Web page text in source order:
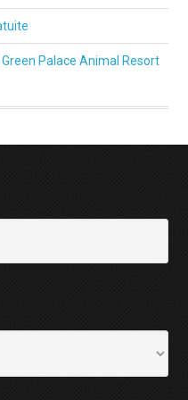
Palace Animal Resort